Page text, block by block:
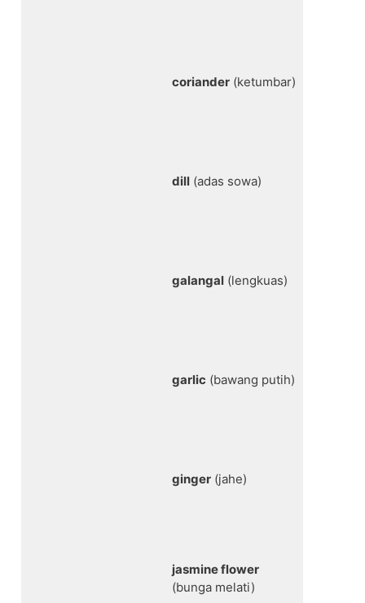
coriander (ketumbar)
dill (adas sowa)
galangal (lengkuas)
garlic (bawang putih)
ginger (jahe)
jasmine flower
(bunga melati)